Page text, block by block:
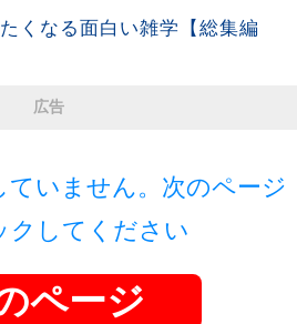
くなる面白い雑学【総集編
広告
ていません。次のページ
クしてください
ページ